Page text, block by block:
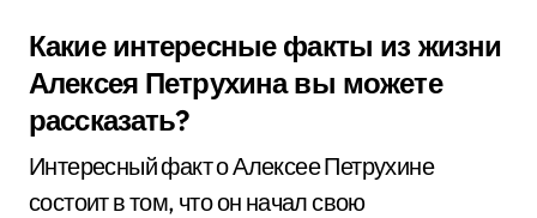
Какие интересные факты из жизни
Алексея Петрухина вы можете
рассказать?
Интересный факт о Алексее Петрухине
состоит в том, что он начал свою